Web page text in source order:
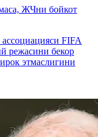
ЖЧни бойкот
FIFA
режасини бекор
этмаслигини